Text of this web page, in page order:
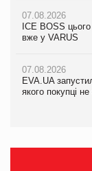
07.08.2026
ICE BOSS
вже у VARUS
07.08.2026
EVA.UA
якого покупці
06.08.2026
Смачна новинка
05.08.2026
Мережа
Продажі Hugo